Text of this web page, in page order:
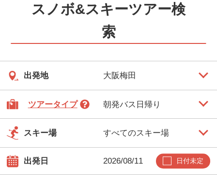
スノボ&スキーツアー検
索
出発地
ツアータイプ
スキー場
出発日 日付未定